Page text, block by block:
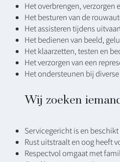
Het overbrengen, verzorgen
Het besturen van de
Het assisteren tijdens
Het bedienen van beeld,
Het klaarzetten, testen en
Het verzorgen van een
Het ondersteunen bij
Wij zoeken
Servicegericht is en
Rust uitstraalt en oog heeft
Respectvol omgaat met